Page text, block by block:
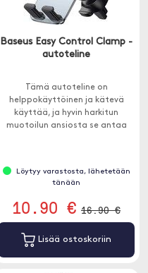
Baseus Easy Control Clamp -
autoteline
Tämä autoteline on
helppokäyttöinen ja kätevä
käyttää, ja hyvin harkitun
muotoilun ansiosta se antaa
Löytyy varastosta, lähetetään
tänään
10.90 € 16.90 €
Lisää ostoskoriin